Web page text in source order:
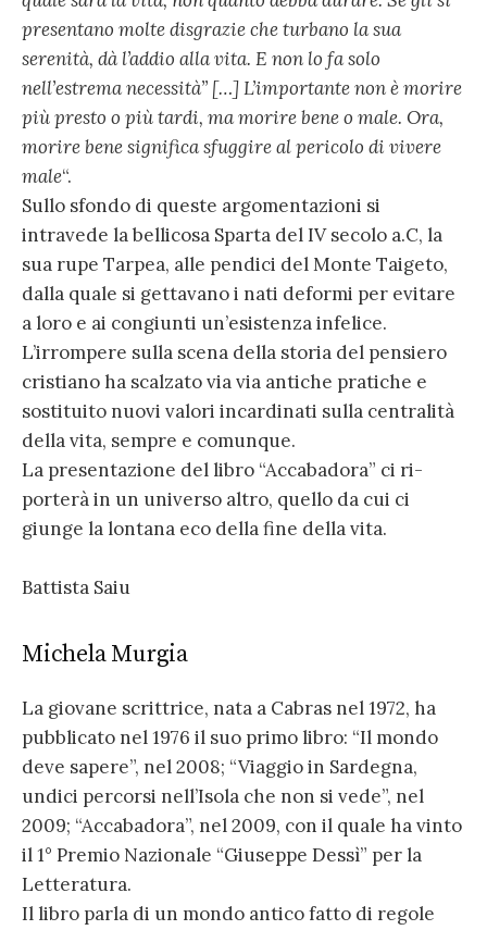
presentano molte disgrazie che turbano la sua
serenità, dà l’addio alla vita. E non lo fa solo
nell’estrema necessità” […] L’importante non è morire
più presto o più tardi, ma morire bene o male. Ora,
morire bene significa sfuggire al pericolo di vivere
male“.
Sullo sfondo di queste argomentazioni si
intravede la bellicosa Sparta del IV secolo a.C, la
sua rupe Tarpea, alle pendici del Monte Taigeto,
dalla quale si gettavano i nati deformi per evitare
a loro e ai congiunti un’esistenza infelice.
L’irrompere sulla scena della storia del pensiero
cristiano ha scalzato via via antiche pratiche e
sostituito nuovi valori incardinati sulla centralità
della vita, sempre e comunque.
La presentazione del libro “Accabadora” ci ri-
porterà in un universo altro, quello da cui ci
giunge la lontana eco della fine della vita.
Battista Saiu
Michela Murgia
La giovane scrittrice, nata a Cabras nel 1972, ha
pubblicato nel 1976 il suo primo libro: “Il mondo
deve sapere”, nel 2008; “Viaggio in Sardegna,
undici percorsi nell’Isola che non si vede”, nel
2009; “Accabadora”, nel 2009, con il quale ha vinto
il 1° Premio Nazionale “Giuseppe Dessì” per la
Letteratura.
Il libro parla di un mondo antico fatto di regole